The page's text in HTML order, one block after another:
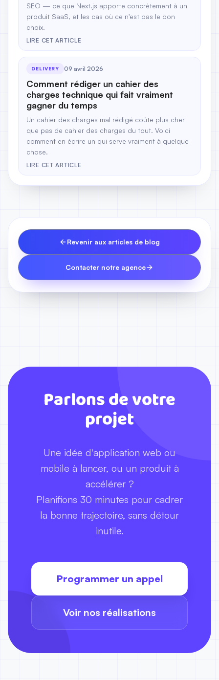
SEO — ce que Next.js apporte concrètement à un
produit SaaS, et les cas où ce n'est pas le bon
choix.
LIRE CET ARTICLE
DELIVERY 09 avril 2026
Comment rédiger un cahier des
charges technique qui fait vraiment
gagner du temps
Un cahier des charges mal rédigé coûte plus cher
que pas de cahier des charges du tout. Voici
comment en écrire un qui serve vraiment à quelque
chose.
LIRE CET ARTICLE
Revenir aux articles de blog
Contacter notre agence
Parlons de votre
projet
Une idée d'application web ou
mobile à lancer, ou un produit à
accélérer ?
Planifions 30 minutes pour cadrer
la bonne trajectoire, sans détour
inutile.
Programmer un appel
Voir nos réalisations